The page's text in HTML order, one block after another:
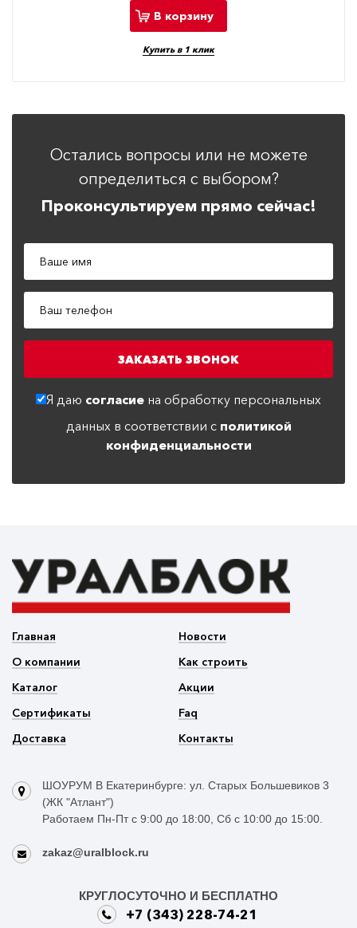
В корзину
Купить в 1 клик
Остались вопросы или не можете
определиться с выбором?
Проконсультируем прямо сейчас!
Я даю согласие на обработку персональных
данных в соответствии с политикой
конфиденциальности
Главная
О компании
Каталог
Сертификаты
Доставка
Новости
Как строить
Акции
Faq
Контакты
ШОУРУМ В Екатеринбурге: ул. Старых Большевиков 3
(ЖК "Атлант")
Работаем Пн-Пт с 9:00 до 18:00, Сб с 10:00 до 15:00.
zakaz@uralblock.ru
КРУГЛОСУТОЧНО И БЕСПЛАТНО
+7 (343) 228-74-21